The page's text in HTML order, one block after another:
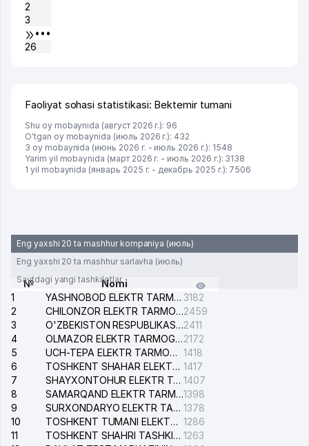
2
3
•••
26
Faoliyat sohasi statistikasi: Bektemir tumani
Shu oy mobaynida (август 2026 г.): 96
O'tgan oy mobaynida (июль 2026 г.): 432
3 oy mobaynida (июнь 2026 г. - июль 2026 г.): 1548
Yarim yil mobaynida (март 2026 г. - июль 2026 г.): 3138
1 yil mobaynida (январь 2025 г. - декабрь 2025 г.): 7506
Eng yaxshi 20 ta mashhur kompaniya (июль)
Eng yaxshi 20 ta mashhur sarlavha (июль)
Saytdagi yangi tashkilotlar
№
Nomi
1
YASHNOBOD ELEKTR TARMOG'I NOSOZLIKLARI XIZMATI 3182
2
CHILONZOR ELEKTR TARMOG'I NOSOZLIK XIZMATI2459
3
O'ZBEKISTON RESPUBLIKASI BOSH PROKURATURASI ISHONCH TELEFONI2411
4
OLMAZOR ELEKTR TARMOG'I NOSOZLIKLARI XIZMATI2172
5
UCH-TEPA ELEKTR TARMOG'I NOSOZLIKLARI XIZMATI 1418
6
TOSHKENT SHAHAR ELEKTR TARMOQLARI KORXONASI AJ 1417
7
SHAYXONTOHUR ELEKTR TARMOG'I NOSOZLIKLARINI TUZATISH XIZMATI 1407
8
SAMARQAND ELEKTR TARMOQLARI AJ1398
9
SURXONDARYO ELEKTR TARMOQLARI AJ 1378
10
TOSHKENT TUMANI ELEKTR TARMOG'I AVARIYA XIZMATI 1286
11
TOSHKENT SHAHRI TASHKILOT TELEFONLARI HAQIDA MA'LUMOT BYUROSI 1263